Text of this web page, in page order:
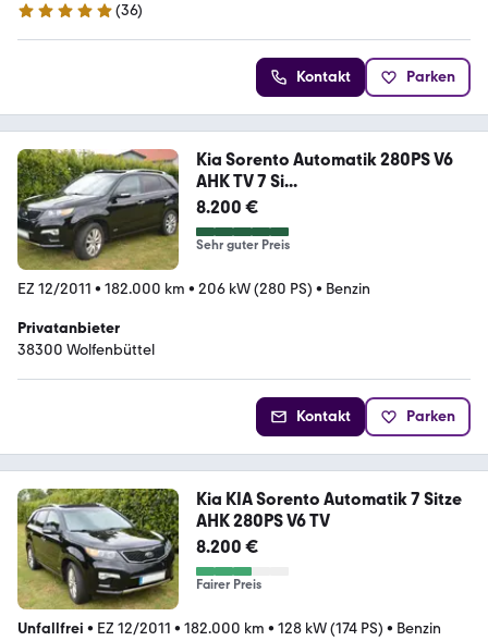
5 Sterne
(36)
Kontakt Parken
Kia Sorento Automatik 280PS V6
AHK TV 7 Si...
8.200 €
Sehr guter Preis
EZ 12/2011 • 182.000 km • 206 kW (280 PS) • Benzin
Privatanbieter
38300 Wolfenbüttel
Kontakt Parken
Kia KIA Sorento Automatik 7 Sitze
AHK 280PS V6 TV
8.200 €
Fairer Preis
Unfallfrei • EZ 12/2011 • 182.000 km • 128 kW (174 PS) • Benzin